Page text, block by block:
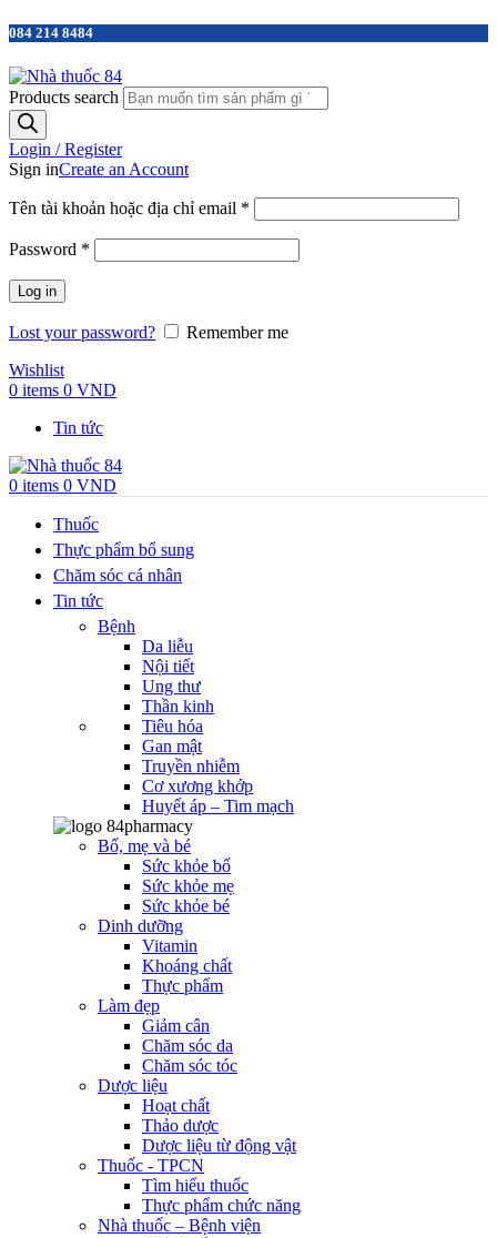
084 214 8484
Products search
Login / Register
Sign inCreate an Account
Tên tài khoản hoặc địa chỉ email *
Password *
Log in
Lost your password?
Remember me
Wishlist
0 items 0 VND
Tin tức
0 items 0 VND
Thuốc
Thực phẩm bổ sung
Chăm sóc cá nhân
Tin tức
Bệnh
Da liễu
Nội tiết
Ung thư
Thần kinh
Tiêu hóa
Gan mật
Truyền nhiễm
Cơ xương khớp
Huyết áp – Tim mạch
Bố, mẹ và bé
Sức khỏe bố
Sức khỏe mẹ
Sức khỏe bé
Dinh dưỡng
Vitamin
Khoáng chất
Thực phẩm
Làm đẹp
Giảm cân
Chăm sóc da
Chăm sóc tóc
Dược liệu
Hoạt chất
Thảo dược
Dược liệu từ động vật
Thuốc - TPCN
Tìm hiểu thuốc
Thực phẩm chức năng
Nhà thuốc – Bệnh viện